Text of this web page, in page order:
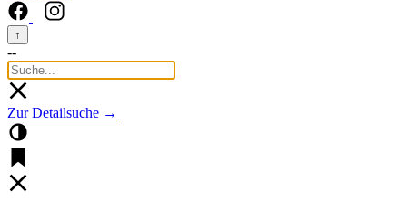
↑
--
Zur Detailsuche →